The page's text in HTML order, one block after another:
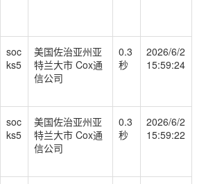
soc
ks5
美国佐治亚州亚
特兰大市 Cox通
信公司
0.3
秒
2026/6/2
15:59:24
soc
ks5
美国佐治亚州亚
特兰大市 Cox通
信公司
0.3
秒
2026/6/2
15:59:22